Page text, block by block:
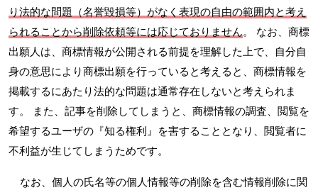
り法的な問題（名誉毀損等）がなく表現の自由の範囲内と考え
られることから削除依頼等には応じておりません。 なお、商標
出願人は、商標情報が公開される前提を理解した上で、自分自
身の意思により商標出願を行っていると考えると、商標情報を
掲載するにあたり法的な問題は通常存在しないと考えられま
す。 また、記事を削除してしまうと、商標情報の調査、閲覧を
希望するユーザの『知る権利』を害することとなり、閲覧者に
不利益が生じてしまうためです。
なお、個人の氏名等の個人情報等の削除を含む情報削除に関